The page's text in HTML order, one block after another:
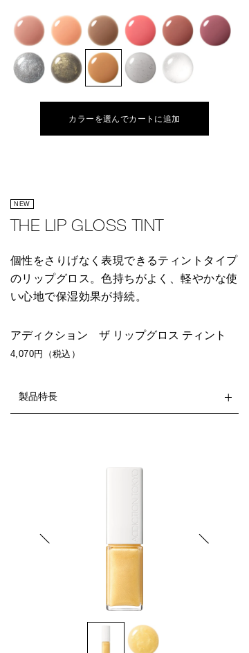
カラーを選んでカートに追加
NEW
THE LIP GLOSS TINT
個性をさりげなく表現できるティントタイプ
のリップグロス。色持ちがよく、軽やかな使
い心地で保湿効果が持続。
アディクション ザ リップグロス ティント
4,070円（税込）
製品特長